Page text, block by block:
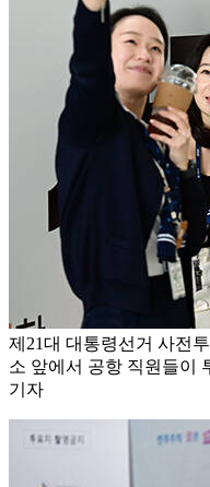
제21대 대통령선거 사전
소 앞에서 공항 직원들이
기자